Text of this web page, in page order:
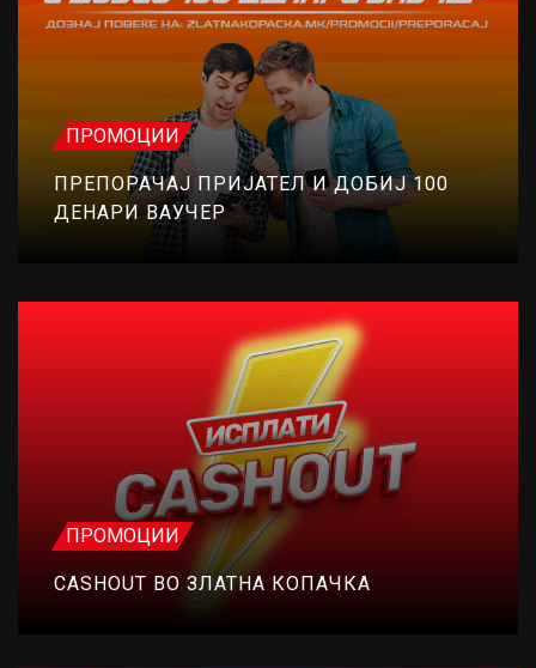
ПРОМОЦИИ
ПРЕПОРАЧАЈ ПРИЈАТЕЛ И ДОБИЈ 100
ДЕНАРИ ВАУЧЕР
ПРОМОЦИИ
CASHOUT ВО ЗЛАТНА КОПАЧКА